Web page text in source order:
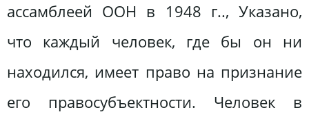
ассамблеей ООН в 1948 г.., Указано,
что каждый человек, где бы он ни
находился, имеет право на признание
его правосубъектности. Человек в